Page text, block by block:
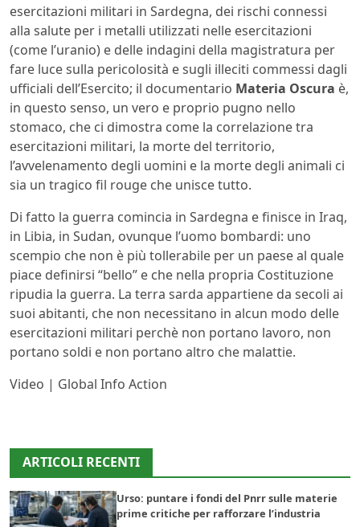
esercitazioni militari in Sardegna, dei rischi connessi
alla salute per i metalli utilizzati nelle esercitazioni
(come l’uranio) e delle indagini della magistratura per
fare luce sulla pericolosità e sugli illeciti commessi dagli
ufficiali dell’Esercito; il documentario Materia Oscura è,
in questo senso, un vero e proprio pugno nello
stomaco, che ci dimostra come la correlazione tra
esercitazioni militari, la morte del territorio,
l’avvelenamento degli uomini e la morte degli animali ci
sia un tragico fil rouge che unisce tutto.
Di fatto la guerra comincia in Sardegna e finisce in Iraq,
in Libia, in Sudan, ovunque l’uomo bombardi: uno
scempio che non è più tollerabile per un paese al quale
piace definirsi “bello” e che nella propria Costituzione
ripudia la guerra. La terra sarda appartiene da secoli ai
suoi abitanti, che non necessitano in alcun modo delle
esercitazioni militari perchè non portano lavoro, non
portano soldi e non portano altro che malattie.
Video | Global Info Action
ARTICOLI RECENTI
Urso: puntare i fondi del Pnrr sulle materie
prime critiche per rafforzare l’industria